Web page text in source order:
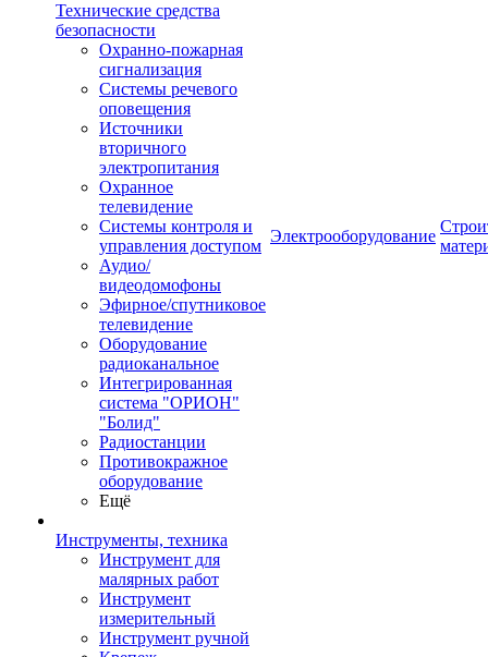
Технические средства
безопасности
Охранно-пожарная
сигнализация
Системы речевого
оповещения
Источники
вторичного
электропитания
Охранное
телевидение
Системы контроля и
управления доступом
Аудио/
видеодомофоны
Эфирное/спутниковое
телевидение
Оборудование
радиоканальное
Интегрированная
система "ОРИОН"
"Болид"
Радиостанции
Противокражное
оборудование
Ещё
Инструменты, техника
Инструмент для
малярных работ
Инструмент
измерительный
Инструмент ручной
Электрооборудование